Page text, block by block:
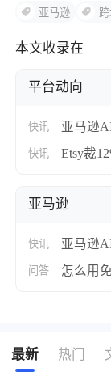
亚马逊
本文收录在
平台动向
快讯
亚马逊
个ASIN
快讯 Etsy裁
亚马逊
快讯
亚马逊
个ASIN
问答
怎么用
最新 热门